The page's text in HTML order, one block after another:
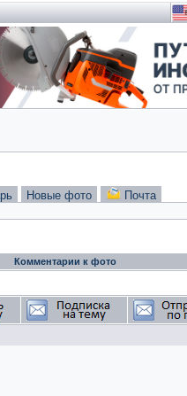
Новые фото Почта
Комментарии к фото